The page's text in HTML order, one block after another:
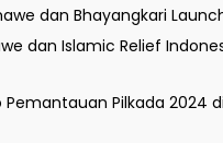
dan Bhayangkari
dan Islamic Relief
Pemantauan Pilkada 2024